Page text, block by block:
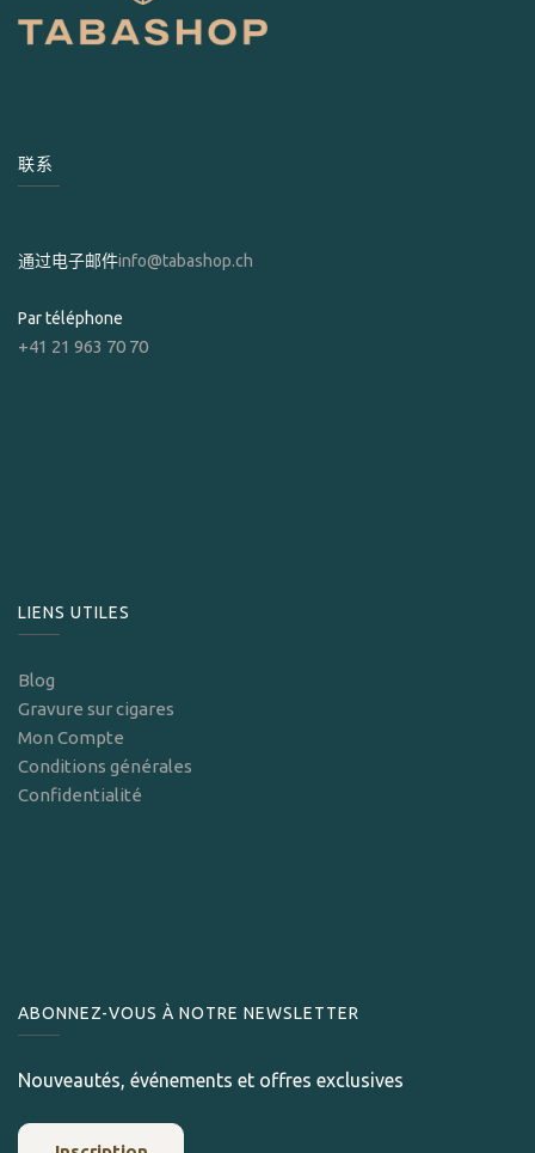
联系
通过电子邮件info@tabashop.ch
Par téléphone
+41 21 963 70 70
LIENS UTILES
Blog
Gravure sur cigares
Mon Compte
Conditions générales
Confidentialité
ABONNEZ-VOUS À NOTRE NEWSLETTER
Nouveautés, événements et offres exclusives